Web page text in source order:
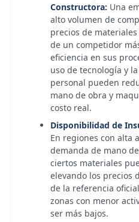
Constructora: Una
alto volumen de
precios de
de un competidor
eficiencia en sus
uso de tecnología y
personal pueden
mano de obra y
costo real.
Disponibilidad de
En regiones con alta
demanda de mano
ciertos materiales
elevando los precios
de la referencia
zonas con menor
ser más bajos.